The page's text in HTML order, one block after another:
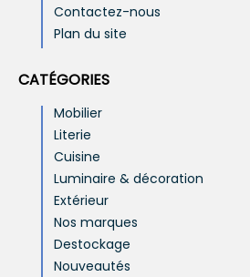
Contactez-nous
Plan du site
CATÉGORIES
Mobilier
Literie
Cuisine
Luminaire & décoration
Extérieur
Nos marques
Destockage
Nouveautés